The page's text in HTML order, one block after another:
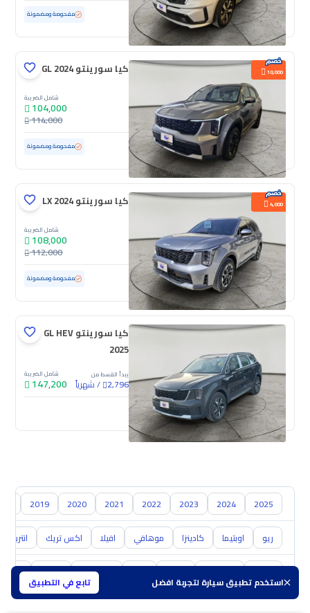
استخدم تطبيق سيارة لتجربة افضل تابع في التطبيق
مستعملة 89,353 كم مفحوصة ومضمونة
10,000 كيا سورينتو GL 2024
شامل الضريبة
104,000
114,000
مستعملة 86,574 كم مفحوصة ومضمونة
4,000 كيا سورينتو LX 2024
شامل الضريبة
108,000
112,000
مستعملة 72,113 كم مفحوصة ومضمونة
كيا سورينتو GL HEV
2025
يبدأ القسط من
2,796
/شهرياً
شامل الضريبة
147,200
جديدة
2025
2024
2023
2022
2021
2020
2019
ريو اوبتيما كادينزا موهافي افيلا اكس تريك انتربريز
سوزوكي هافال GAC